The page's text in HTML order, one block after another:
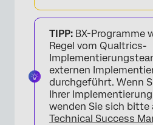
TIPP: BX-Programme
Regel vom Qualtrics-
externen
durchgeführt. Wenn
Ihrer
wenden Sie sich bitte
Technical Success